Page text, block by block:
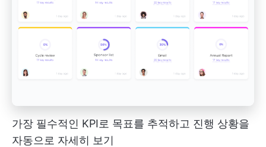
가장 필수적인 KPI로 목표를 추적하고 진행 상황을
자동으로 자세히 보기